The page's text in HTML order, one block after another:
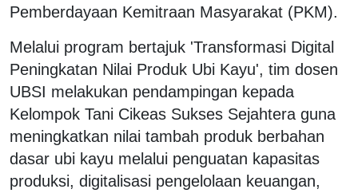
Pemberdayaan Kemitraan Masyarakat (PKM).
Melalui program bertajuk 'Transformasi Digital
Peningkatan Nilai Produk Ubi Kayu', tim dosen
UBSI melakukan pendampingan kepada
Kelompok Tani Cikeas Sukses Sejahtera guna
meningkatkan nilai tambah produk berbahan
dasar ubi kayu melalui penguatan kapasitas
produksi, digitalisasi pengelolaan keuangan,